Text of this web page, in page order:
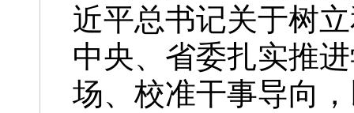
近平总书记关于树
中央、省委扎实推
场、校准干事导向